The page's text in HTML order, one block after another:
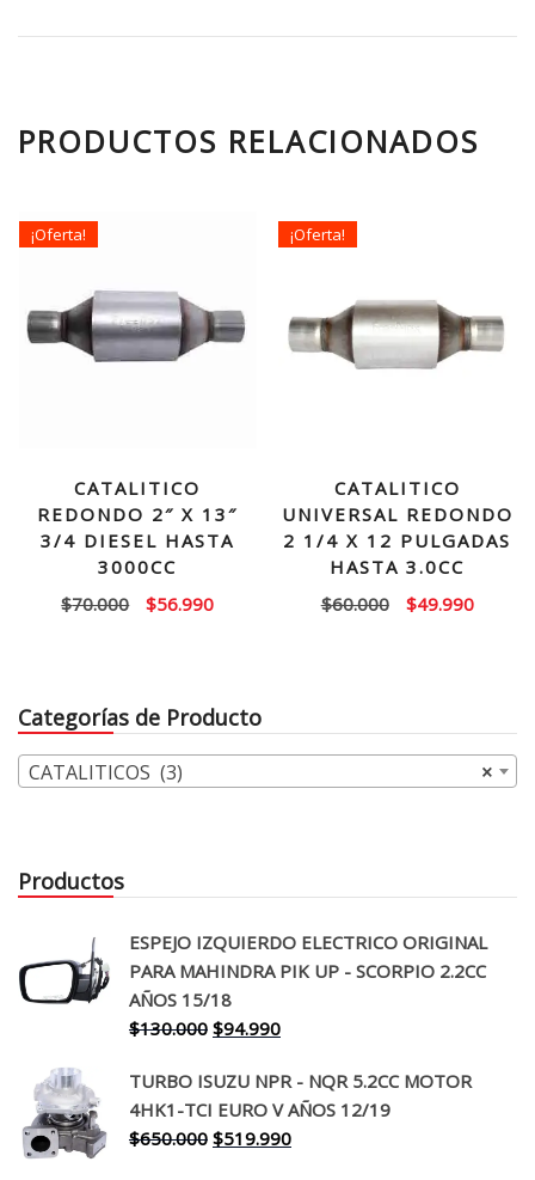
PRODUCTOS RELACIONADOS
¡Oferta!
CATALITICO
REDONDO 2″ X 13″
3/4 DIESEL HASTA
3000CC
$70.000
El
$70.000.
$56.990El
$56.990.
¡Oferta!
CATALITICO
UNIVERSAL REDONDO
2 1/4 X 12 PULGADAS
HASTA 3.0CC
$60.000
El
$49.990El
Categorías de Producto
×
CATALITICOS (3)
Productos
ESPEJO IZQUIERDO ELECTRICO ORIGINAL
PARA MAHINDRA PIK UP - SCORPIO 2.2CC
AÑOS 15/18
$130.000 El
original
era:
$130.000.
$94.990El
actual
es:
$94.990.
TURBO ISUZU NPR - NQR 5.2CC MOTOR
4HK1-TCI EURO V AÑOS 12/19
$650.000 El
$519.990El